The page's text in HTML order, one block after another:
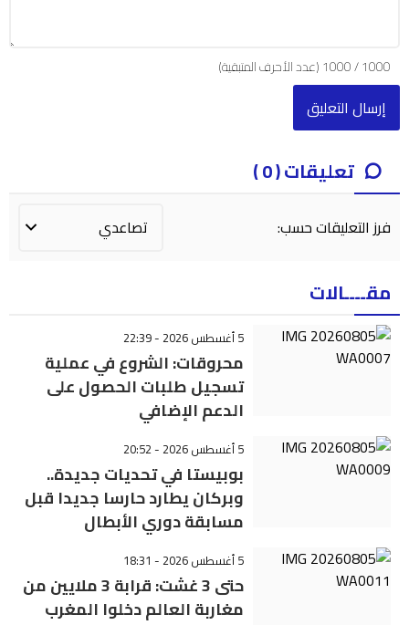
1000
/
1000(عدد الأحرف المتبقية)
تعليقات ( 0 )
فرز التعليقات حسب:
مقــــالات
5 أغسطس 2026 - 22:39
محروقات: الشروع في عملية
تسجيل طلبات الحصول على
الدعم الإضافي
5 أغسطس 2026 - 20:52
بوبيستا في تحديات جديدة..
وبركان يطارد حارسا جديدا قبل
مسابقة دوري الأبطال
5 أغسطس 2026 - 18:31
حتى 3 غشت: قرابة 3 ملايين من
مغاربة العالم دخلوا المغرب